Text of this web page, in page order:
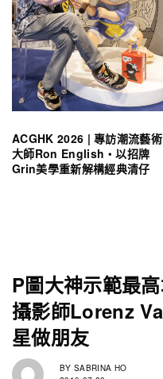
ACGHK 2026 | 專訪潮流藝術
大師Ron English・以招牌
Grin美學重新解構經典清仔
P圖大神示範最
攝影師Lorenz
星做朋友
BY SABRINA HO